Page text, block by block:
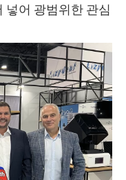
넣어 광범위한 관심